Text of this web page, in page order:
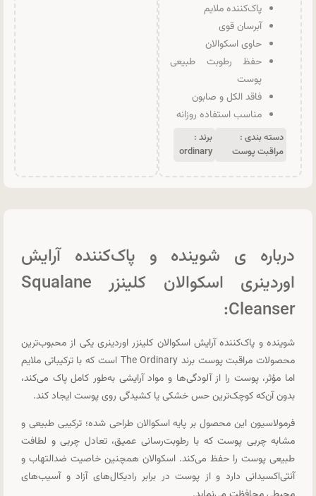
پاک‌کننده ملایم
آبرسان قوی
حاوی اسکوالان
حفظ رطوبت طبیعی
پوست
فاقد الکل و صابون
مناسب استفاده روزانه
دسته بندی :
مراقبت پوست
برند :
ordinary
درباره ی شوینده و پاک‌کننده آرایش
اوردینری اسکوالان کلینزر Squalane
Cleanser:
شوینده و پاک‌کننده آرایش اسکوالان کلینزر اوردینری یکی از محبوب‌ترین
محصولات مراقبت پوست برند The Ordinary است که با ترکیباتی ملایم
اما مؤثر، پوست را از آلودگی‌ها و مواد آرایشی به‌طور کامل پاک می‌کند،
بدون آن‌که کوچک‌ترین حس خشکی یا کشیدگی روی پوست ایجاد کند.
فرمولاسیون این محصول بر پایه اسکوالان طراحی شده؛ ترکیبی طبیعی و
مشابه چربی پوست که با رطوبت‌رسانی عمیق، تعادل چربی و لطافت
طبیعی پوست را حفظ می‌کند. اسکوالان همچنین خاصیت ضدالتهاب و
آنتی‌اکسیدانی دارد و از پوست در برابر رادیکال‌های آزاد و آسیب‌های